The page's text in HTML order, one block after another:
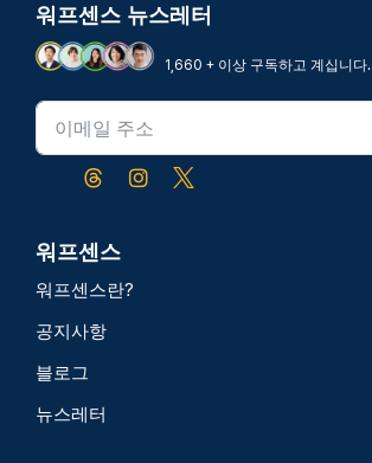
워프센스 뉴스레터
1,660 + 이상 구독하고 계십니다.
워프센스
워프센스란?
공지사항
블로그
뉴스레터